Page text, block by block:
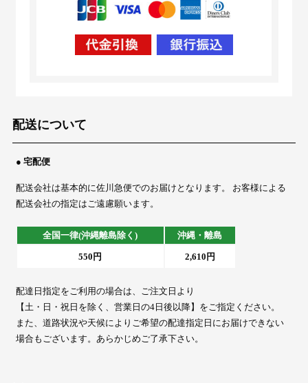
配送について
● 宅配便
配送会社は基本的に佐川急便でのお届けとなります。 お客様による
配送会社の指定はご遠慮願います。
全国一律(沖縄離島除く) 沖縄・離島
550円 2,610円
配達日指定をご利用の場合は、ご注文日より
【土・日・祝日を除く、営業日の4日後以降】をご指定ください。
また、道路状況や天候によりご希望の配達指定日にお届けできない
場合もございます。あらかじめご了承下さい。